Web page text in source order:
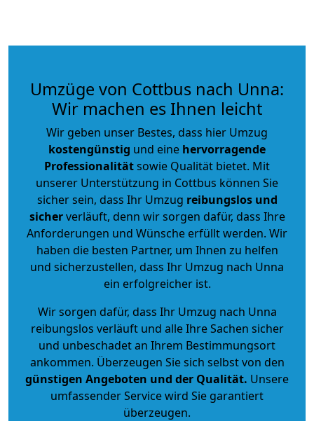
Umzüge von Cottbus nach Unna:
Wir machen es Ihnen leicht
Wir geben unser Bestes, dass hier Umzug
kostengünstig und eine hervorragende
Professionalitätsowie Qualität bietet. Mit
unserer Unterstützung in Cottbus können Sie
sicher sein, dass Ihr Umzug reibungslos und
sicherverläuft, denn wir sorgen dafür, dass Ihre
Anforderungen und Wünsche erfüllt werden. Wir
haben die besten Partner, um Ihnen zu helfen
und sicherzustellen, dass Ihr Umzug nach Unna
ein erfolgreicher ist.
Wir sorgen dafür, dass Ihr Umzug nach Unna
reibungslos verläuft und alle Ihre Sachen sicher
und unbeschadet an Ihrem Bestimmungsort
ankommen. Überzeugen Sie sich selbst von den
günstigen Angeboten und der Qualität. Unsere
umfassender Service wird Sie garantiert
überzeugen.